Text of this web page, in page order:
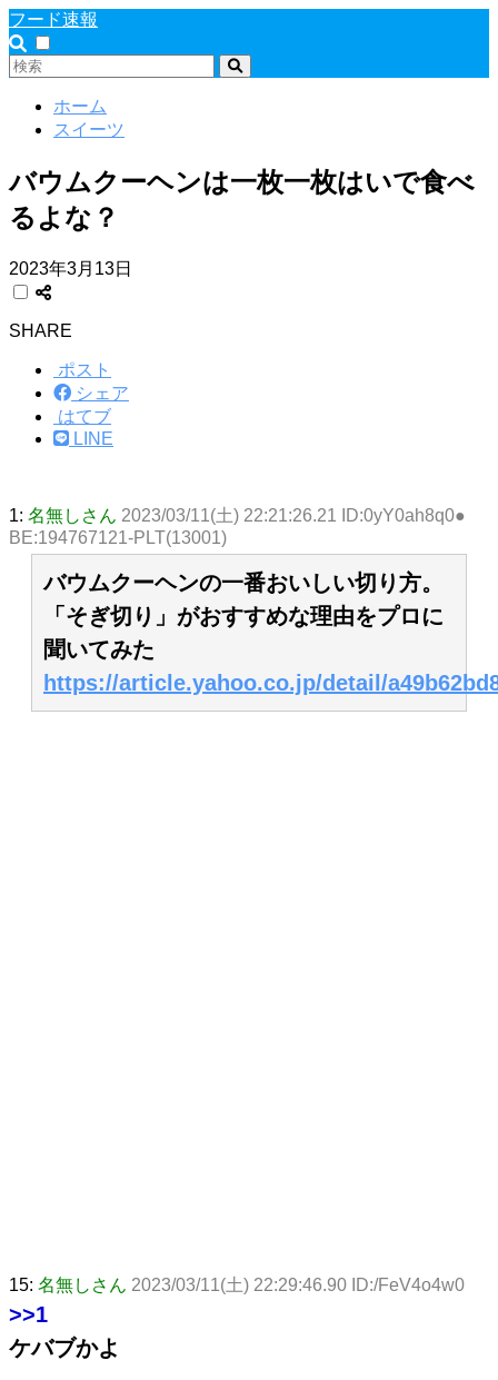
フード速報
ホーム
スイーツ
バウムクーヘンは一枚一枚はいで食べ
るよな？
2023年3月13日
SHARE
ポスト
シェア
はてブ
LINE
1: 名無しさん 2023/03/11(土) 22:21:26.21 ID:0yY0ah8q0●
BE:194767121-PLT(13001)
バウムクーヘンの一番おいしい切り方。
「そぎ切り」がおすすめな理由をプロに
聞いてみた
https://article.yahoo.co.jp/detail/
15: 名無しさん 2023/03/11(土) 22:29:46.90 ID:/FeV4o4w0
>>1
ケバブかよ